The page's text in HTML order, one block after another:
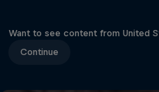
Want to see content from United
Continue